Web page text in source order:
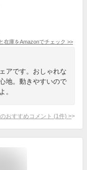
在庫をAmazonでチェック >>
アです。おしゃれな
地。動きやすいので
。
おすすめコメント (1 件) >